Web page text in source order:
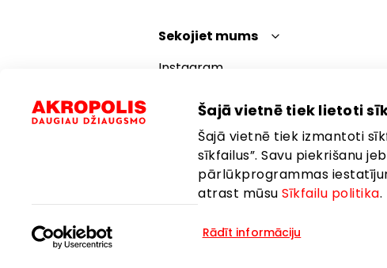
Šajā vietnē tiek lietoti
Šajā vietnē tiek izmantoti
sīkfailus”. Savu piekrišanu
pārlūkprogrammas
atrast mūsu Sīkfailu politika.
Rādīt informāciju
Sekojiet mums
Instagram
YouTube
Valoda:Latviešu